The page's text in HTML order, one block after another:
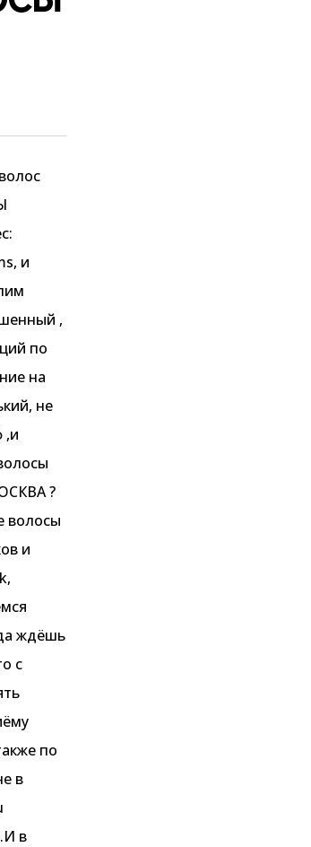
и
,
по
на
не
,и
?
волосы
и
ждёшь
с
по
в
в